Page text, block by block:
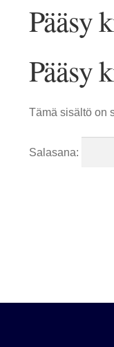
Pääsy
Pääsy
Tämä sisältö on
Salasana: